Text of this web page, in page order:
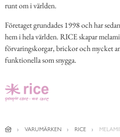
runt om i världen.
Företaget grundades 1998 och har
hem i hela världen. RICE skapar
förvaringskorgar, brickor och mycket
funktionella som snygga.
VARUMÄRKEN RICE